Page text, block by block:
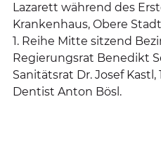
Lazarett während des
Krankenhaus, Obere
1. Reihe Mitte sitzend
Regierungsrat Benedikt
Sanitätsrat Dr. Josef
Dentist Anton Bösl.